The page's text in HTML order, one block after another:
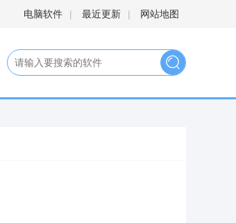
电脑软件 | 最近更新 | 网站地图